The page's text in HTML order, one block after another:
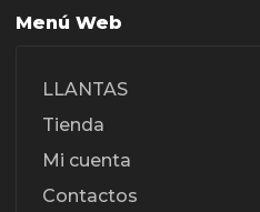
Menú Web
LLANTAS
Tienda
Mi cuenta
Contactos